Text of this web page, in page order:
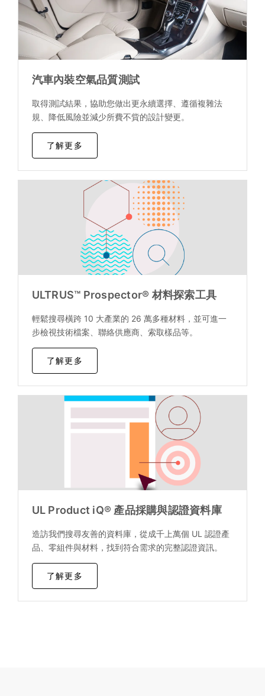
汽車內裝空氣品質測試
取得測試結果，協助您做出更永續選擇、遵循複雜法
規、降低風險並減少所費不貲的設計變更。
了解更多
ULTRUS™ Prospector® 材料探索工具
輕鬆搜尋橫跨 10 大產業的 26 萬多種材料，並可進一
步檢視技術檔案、聯絡供應商、索取樣品等。
了解更多
UL Product iQ® 產品採購與認證資料庫
造訪我們搜尋友善的資料庫，從成千上萬個 UL 認證產
品、零組件與材料，找到符合需求的完整認證資訊。
了解更多